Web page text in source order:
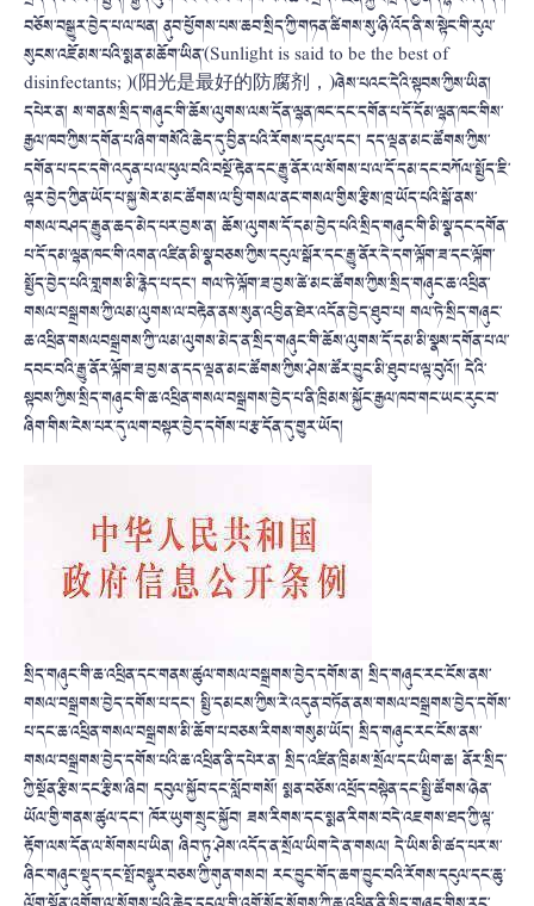
བཅོས་བསྒྱུར་བྱེད་པ་ལ་ཕན། ནུབ་ཕྱོགས་པས་ཆབ་སྲིད་ཀྱི་གཏན་ཚིགས་སུ་ཉི་འོད་ནི་ས་སྟེང་གི་རུལ་
སུངས་འཇོམས་པའི་སྨན་མཆོག་ཡིན་(Sunlight is said to be the best of
disinfectants; )(阳光是最好的防腐剂，)ཞེས་པའང་དེའི་སྟབས་ཀྱིས་ཡིན།
དཔེར་ན། ས་གནས་སྲིད་གཞུང་གི་ཆོས་ལུགས་ལས་དོན་ལྷན་ཁང་དང་དགོན་པ་དོ་དོམ་ལྷན་ཁང་གིས་
རྒྱལ་ཁབ་ཀྱིས་དགོན་པ་ཞིག་གསོའི་ཆེད་དུ་བྱིན་པའི་རོགས་དངུལ་དང་། དད་ལྡན་མང་ཚོགས་ཀྱིས་
དགོན་པ་དང་དགེ་འདུན་པ་ལ་ཕུལ་བའི་བསྔོ་རྟེན་དང་རྒྱུ་ནོར་ལ་སོགས་པ་ལ་དོ་དམ་དང་བཀོལ་སྤྱོད་ཇི་
ལྟར་བྱེད་ཀྱིན་ཡོད་པ་སྐྱ་སེར་མང་ཚོགས་ལ་ཕྱི་གསལ་ནང་གསལ་གྱིས་རྩིས་ཁྲ་ཡོད་པའི་སྒོ་ནས་
གསལ་བཤད་རྒྱུན་ཆད་མེད་པར་བྱས་ན། ཆོས་ལུགས་དོ་དམ་བྱེད་པའི་སྲིད་གཞུང་གི་མི་སྣ་དང་དགོན་
པ་དོ་དམ་ལྷན་ཁང་གི་འགན་འཛིན་མི་སྣ་བཅས་ཀྱིས་དངུལ་སྒོར་དང་རྒྱུ་ནོར་དེ་དག་ལྐོག་ཟ་དང་ལྐོག་
སྤྱོད་བྱེད་པའི་གླགས་མི་རྙེད་པ་དང་། གལ་ཏེ་ལྐོག་ཟ་བྱས་ཚེ་མང་ཚོགས་ཀྱིས་སྲིད་གཞུང་ཆ་འཕྲིན་
གསལ་བསྒྲགས་ཀྱི་ལམ་ལུགས་ལ་བརྟེན་ནས་སུན་འབྱིན་ཐེར་འདོན་བྱེད་ཐུབ་པ། གལ་ཏེ་སྲིད་གཞུང་
ཆ་འཕྲིན་གསལབསྒྲགས་ཀྱི་་ལམ་ལུགས་མེད་ན་སྲིད་གཞུང་གི་ཆོས་ལུགས་དོ་དམ་མི་སྣས་དགོན་པ་ལ་
དབང་བའི་རྒྱུ་ནོར་ལྐོག་ཟ་བྱས་ན་དད་ལྡན་མང་ཚོགས་ཀྱིས་ཤེས་ཚོར་བྱུང་མི་ཐུབ་པ་ལྟ་བུའོ།། དེའི་
སྟབས་ཀྱིས་སྲིད་གཞུང་གི་ཆ་འཕྲིན་གསལ་བསྒྲགས་བྱེད་པ་ནི་ཁྲིམས་སྐྱོང་རྒྱལ་ཁབ་གང་ཡང་རུང་བ་
ཞིག་གིས་ངེས་པར་དུ་ལག་བསྟར་བྱེད་དགོས་པ་རྩ་དོན་དུ་གྱུར་ཡོད།
སྲིད་གཞུང་གི་ཆ་འཕྲིན་དང་གནས་ཚུལ་གསལ་བསྒྲགས་བྱེད་དགོས་ན། སྲིད་གཞུང་རང་ངོས་ནས་
གསལ་བསྒྲགས་བྱེད་དགོས་པ་དང་། སྤྱི་དམངས་ཀྱིས་རེ་འདུན་བཏོན་ནས་གསལ་བསྒྲགས་བྱེད་དགོས་
པ་དང་ཆ་འཕྲིན་གསལ་བསྒྲགས་མི་ཆོག་པ་བཅས་རིགས་གསུམ་ཡོད། སྲིད་གཞུང་རང་ངོས་ནས་
གསལ་བསྒྲགས་བྱེད་དགོས་པའི་ཆ་འཕྲིན་ནི་དཔེར་ན། སྲིད་འཛིན་ཁྲིམས་སྲོལ་དང་ཡིག་ཆ། ནོར་སྲིད་
ཀྱི་སྔོན་རྩིས་དང་རྩིས་ཞིབ། དབུལ་སྐྱོབ་དང་སློབ་གསོ། སྨན་བཅོས་འཕྲོད་བསྟེན་དང་སྤྱི་ཚོགས་ཉེན་
ཡོལ་གྱི་གནས་ཚུལ་དང་། ཁོར་ཡུག་སྲུང་སྐྱོབ། ཟས་རིགས་དང་སྨན་རིགས་བདེ་འཇགས་ཐད་ཀྱི་ལྟ་
རྟོག་ལས་དོན་ལ་སོགསཔ་ཡིན། ཞིབ་ཏུ་ཤེས་འདོད་ན་སྲོལ་ཡིག་དེ་ན་གསལ། དེ་ཡིས་མི་ཚད་པར་ས་
ཞིང་གཞུང་སྡུད་དང་སྤོ་བསྣུར་བཅས་ཀྱི་གུན་གསབ། རང་བྱུང་གོད་ཆག་བྱུང་བའི་རོགས་དངུལ་དང་ཆུ་